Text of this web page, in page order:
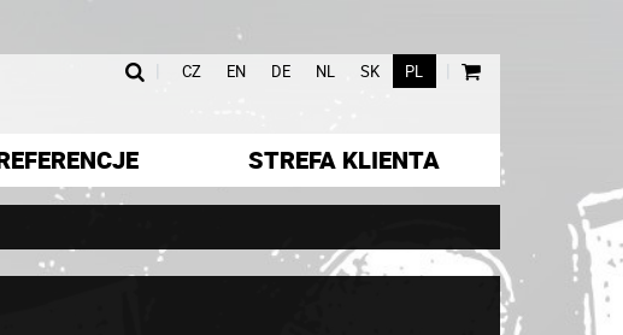
| CZ EN DE NL SK PL |
STREFA KLIENTA